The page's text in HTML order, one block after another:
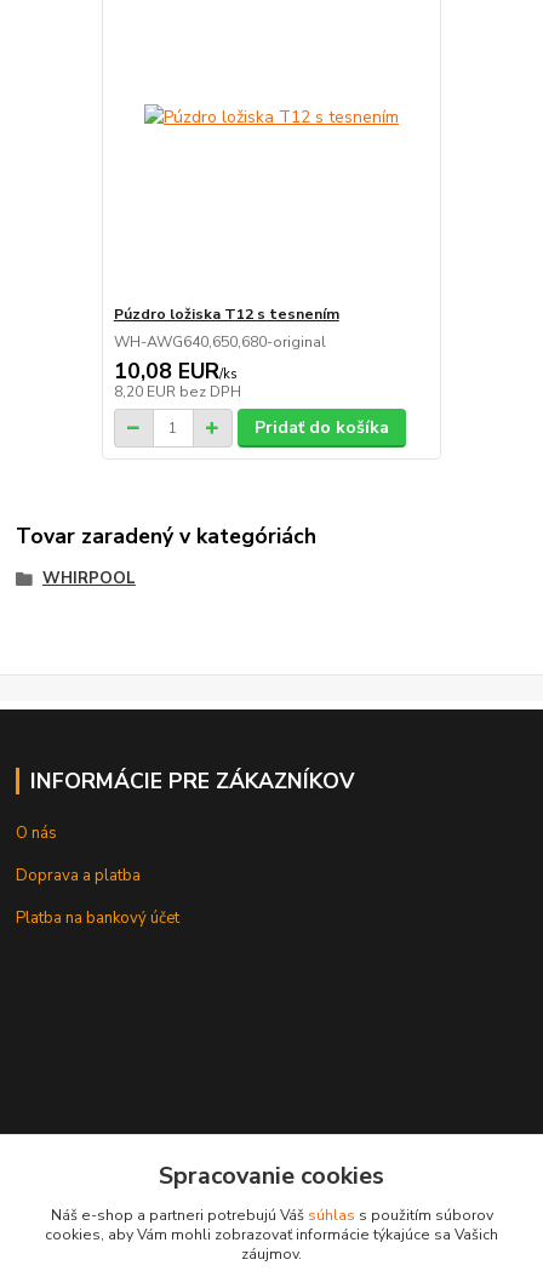
Púzdro ložiska T12 s tesnením
WH-AWG640,650,680-original
10,08 EUR/ks
8,20 EUR bez DPH
Pridať do košíka
Tovar zaradený v kategóriách
WHIRPOOL
INFORMÁCIE PRE ZÁKAZNÍKOV
O nás
Doprava a platba
Platba na bankový účet
leksunsro@gmail.com
Spracovanie cookies
Náš e-shop a partneri potrebujú Váš súhlas s použitím súborov
cookies, aby Vám mohli zobrazovať informácie týkajúce sa Vašich
záujmov.